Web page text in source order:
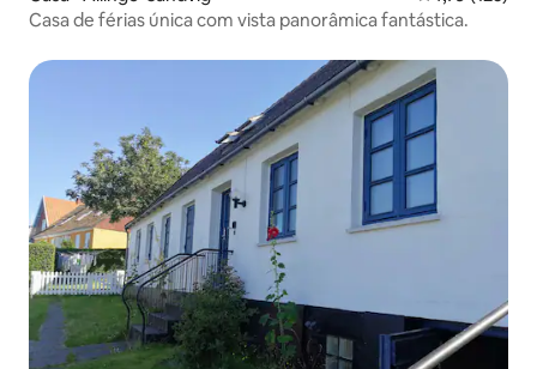
Casa de férias única com vista panorâmica fantástica.